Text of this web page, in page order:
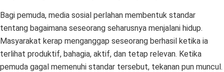
Bagi pemuda, media sosial perlahan membentuk standar
tentang bagaimana seseorang seharusnya menjalani hidup.
Masyarakat kerap menganggap seseorang berhasil ketika ia
terlihat produktif, bahagia, aktif, dan tetap relevan. Ketika
pemuda gagal memenuhi standar tersebut, tekanan pun muncul.